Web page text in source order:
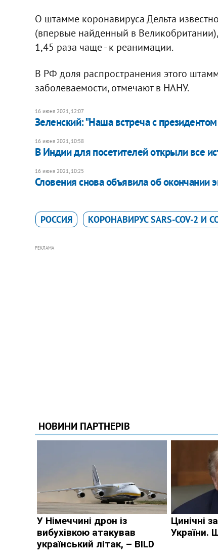
О штамме коронавируса Дельта
(впервые найденный в
1,45 раза чаще - к реанимации.
В РФ доля распространения этого
заболеваемости, отмечают в НАНУ.
16 июня 2021, 12:07
Зеленский: "Наша встреча с
16 июня 2021, 10:58
В Индии для посетителей открыли все
16 июня 2021, 10:25
Словения снова объявила об окончании
РОССИЯ КОРОНАВИРУС SARS-COV-2 И
РЕКЛАМА